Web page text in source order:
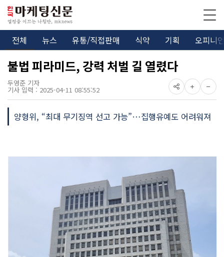
전체 뉴스 유통/직접판매 식약 기획 오피니
불법 피라미드, 강력 처벌 길 열렸다
두영준 기자
기사 입력 : 2025-04-11 08:55:52
양형위, “최대 무기징역 선고 가능”…집행유예도 어려워져